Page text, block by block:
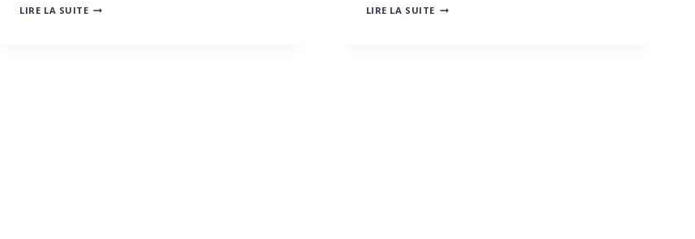
LIRE LA SUITELIGER
LIRE LA SUITELIGER